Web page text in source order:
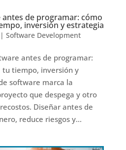
de programar: cómo
inversión y estrategia
Software Development
antes de programar:
tu tiempo, inversión y
software marca la
que despega y otro
Diseñar antes de
reduce riesgos y...